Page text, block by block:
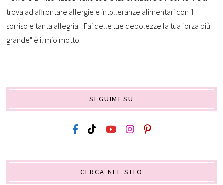
trova ad affrontare allergie e intolleranze alimentari con il
sorriso e tanta allegria. "Fai delle tue debolezze la tua forza più
grande" è il mio motto.
SEGUIMI SU
CERCA NEL SITO